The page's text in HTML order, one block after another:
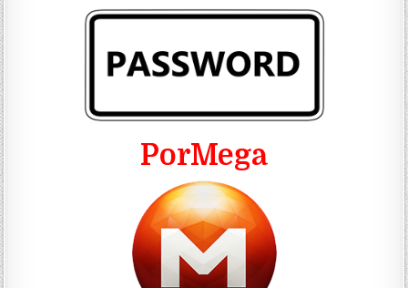
PorMega